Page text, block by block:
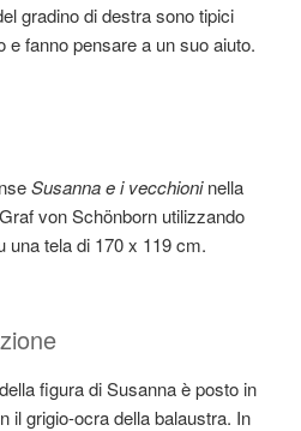
gradino di destra sono tipici
e fanno pensare a un suo aiuto.
Susanna e i vecchioninella
von Schönborn utilizzando
una tela di 170 x 119 cm.
figura di Susanna è posto in
il grigio-ocra della balaustra. In